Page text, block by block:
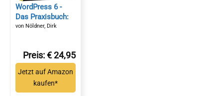
WordPress 6 -
Das Praxisbuch:
Für Einsteiger und
konfigurieren,
inkl. WordPress-
Themes, Backup,
Sicherheit,
von Nöldner, Dirk
Preis: € 24,95
Jetzt auf Amazon
kaufen*